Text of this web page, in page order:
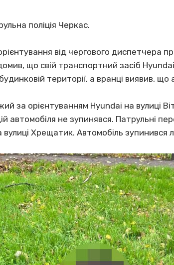
поліція Черкас.
від чергового диспетчера
що свій транспортний засіб
території, а вранці виявив, що
за орієнтуванням Hyundai на вулиці
автомобіля не зупинявся. Патрульні
Хрещатик. Автомобіль зупинився